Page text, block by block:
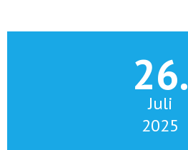
26.
Juli
2025